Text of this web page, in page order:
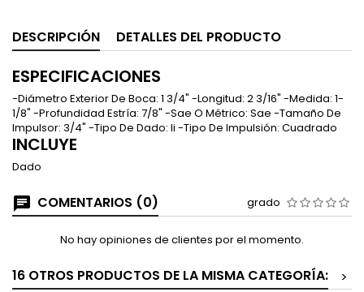
DESCRIPCIÓN DETALLES DEL PRODUCTO
ESPECIFICACIONES
-Diámetro Exterior De Boca: 1 3/4" -Longitud: 2 3/16" -Medida: 1-
1/8" -Profundidad Estría: 7/8" -Sae O Métrico: Sae -Tamaño De
Impulsor: 3/4" -Tipo De Dado: Ii -Tipo De Impulsión: Cuadrado
INCLUYE
Dado
COMENTARIOS (0) grado
No hay opiniones de clientes por el momento.
16 OTROS PRODUCTOS DE LA MISMA CATEGORÍA:
>